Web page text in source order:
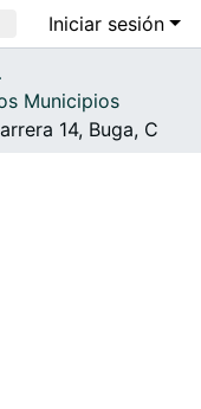
Iniciar sesión
Municipios
14, Buga, C